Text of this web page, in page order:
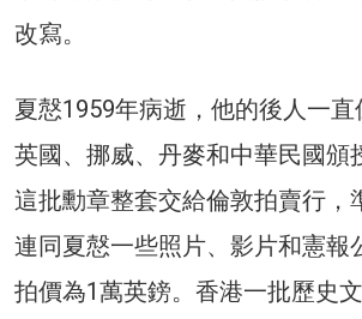
改寫。
夏慤1959年病逝，他的後人一
英國、挪威、丹麥和中華民國頒
這批勳章整套交給倫敦拍賣行，
連同夏慤一些照片、影片和憲報
拍價為1萬英鎊。香港一批歷史